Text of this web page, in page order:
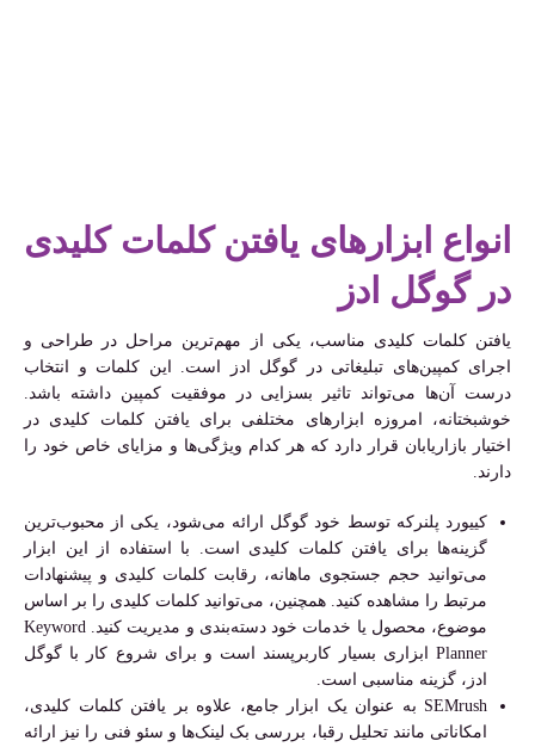
انواع ابزارهای یافتن کلمات کلیدی
در گوگل ادز
یافتن کلمات کلیدی مناسب، یکی از مهم‌ترین مراحل در طراحی و
اجرای کمپین‌های تبلیغاتی در گوگل ادز است. این کلمات و انتخاب
درست آن‌ها می‌تواند تاثیر بسزایی در موفقیت کمپین داشته باشد.
خوشبختانه، امروزه ابزارهای مختلفی برای یافتن کلمات کلیدی در
اختیار بازاریابان قرار دارد که هر کدام ویژگی‌ها و مزایای خاص خود را
دارند.
کییورد پلنرکه توسط خود گوگل ارائه می‌شود، یکی از محبوب‌ترین
گزینه‌ها برای یافتن کلمات کلیدی است. با استفاده از این ابزار
می‌توانید حجم جستجوی ماهانه، رقابت کلمات کلیدی و پیشنهادات
مرتبط را مشاهده کنید. همچنین، می‌توانید کلمات کلیدی را بر اساس
موضوع، محصول یا خدمات خود دسته‌بندی و مدیریت کنید. Keyword
Planner ابزاری بسیار کاربرپسند است و برای شروع کار با گوگل
ادز، گزینه مناسبی است.
SEMrush به عنوان یک ابزار جامع، علاوه بر یافتن کلمات کلیدی،
امکاناتی مانند تحلیل رقبا، بررسی بک لینک‌ها و سئو فنی را نیز ارائه